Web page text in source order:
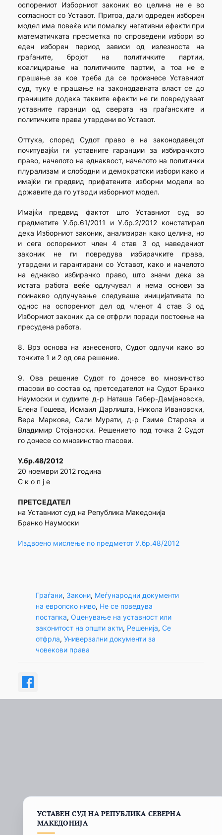
оспорениот Изборниот законик во целина не е во
согласност со Уставот. Притоа, дали одреден изборен
модел има повеќе или помалку негативни ефекти при
математичката пресметка по спроведени избори во
еден изборен период зависи од излезноста на
граѓаните, бројот на политичките партии,
коалицирање на политичките партии, а тоа не е
прашање за кое треба да се произнесе Уставниот
суд, туку е прашање на законодавната власт се до
границите додека таквите ефекти не ги повредуваат
уставните гаранци од сверата на граѓанските и
политичките права утврдени во Уставот.
Оттука, според Судот право е на законодавецот
почитувајќи ги уставните гаранции за избирачкото
право, начелото на еднаквост, начелото на политички
плурализам и слободни и демократски избори како и
имајќи ги предвид прифатените изборни модели во
државите да го утврди изборниот модел.
Имајќи предвид фактот што Уставниот суд во
предметите У.бр.61/2011 и У.бр.2/2012 констатирал
дека Изборниот законик, анализиран како целина, но
и сега оспорениот член 4 став 3 од наведениот
законик не ги повредува избирачките права,
утврдени и гарантирани со Уставот, како и начелото
на еднакво избирачко право, што значи дека за
истата работа веќе одлучувал и нема основи за
поинакво одлучување следуваше иницијативата по
однос на оспорениот дел од членот 4 став 3 од
Изборниот законик да се отфрли поради постоење на
пресудена работа.
8. Врз основа на изнесеното, Судот одлучи како во
точките 1 и 2 од ова решение.
9. Ова решение Судот го донесе во мнозинство
гласови во состав од претседателот на Судот Бранко
Наумоски и судиите д-р Наташа Габер-Дамјановска,
Елена Гошева, Исмаил Дарлишта, Никола Ивановски,
Вера Маркова, Сали Мурати, д-р Гзиме Старова и
Владимир Стојаноски. Решението под точка 2 Судот
го донесе со мнозинство гласови.
У.бр.48/2012
20 ноември 2012 година
С к о п ј е
ПРЕТСЕДАТЕЛ
на Уставниот суд на Република Македонија
Бранко Наумоски
Издвоено мислење по предметот У.бр.48/2012
Граѓани, Закони, Меѓународни документи
на европско ниво, Не се поведува
постапка, Оценување на уставност или
законитост на општи акти, Решенија, Се
отфрла, Универзални документи за
човекови права
УСТАВЕН СУД НА РЕПУБЛИКА СЕВЕРНА
МАКЕДОНИЈА